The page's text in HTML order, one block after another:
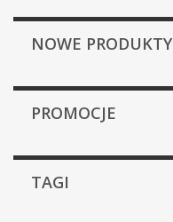
NOWE PRODUKTY
PROMOCJE
TAGI